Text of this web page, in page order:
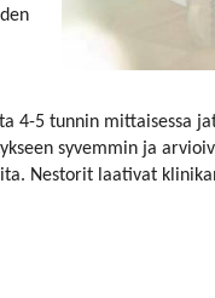
5 tunnin mittaisessa
syvemmin ja
Nestorit laativat